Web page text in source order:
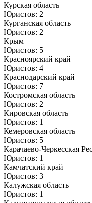
Курская область
Юристов: 2
Курганская область
Юристов: 2
Крым
Юристов: 5
Красноярский край
Юристов: 4
Краснодарский край
Юристов: 7
Костромская область
Юристов: 2
Кировская область
Юристов: 1
Кемеровская область
Юристов: 5
Карачаево-Черкесская
Юристов: 1
Камчатский край
Юристов: 3
Калужская область
Юристов: 1